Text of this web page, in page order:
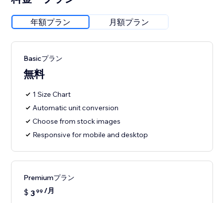
年額プラン 月額プラン
Basicプラン
無料
1 Size Chart
Automatic unit conversion
Choose from stock images
Responsive for mobile and desktop
Premiumプラン
$ 399 /月